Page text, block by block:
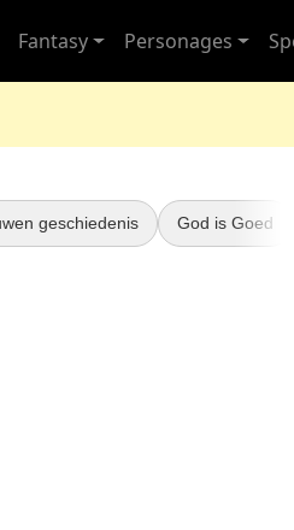
Fantasy Personages
geschiedenis God is Goed